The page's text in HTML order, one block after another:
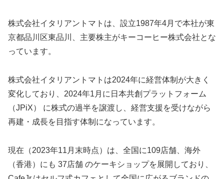
株式会社イタリアントマトは、設立1987年4月で本社が東
京都品川区東品川、主要株主がキーコーヒー株式会社とな
っています。
株式会社イタリアントマトは2024年に経営体制が大きく
変化しており、2024年1月に日本共創プラットフォーム
（JPiX） に株式の過半を譲渡し、経営支援を受けながら
再建・成長を目指す体制になっています。
現在（2023年11月末時点）は、全国に109店舗、海外
（香港）にも 37店舗 のケーキショップを展開しており、